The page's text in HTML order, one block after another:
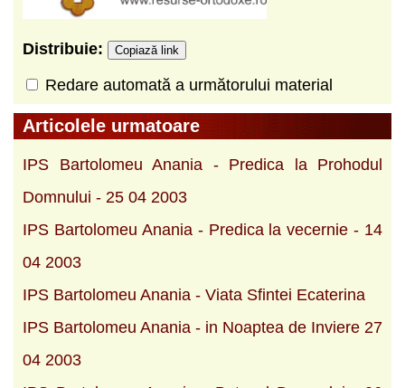
Distribuie: Copiază link
Redare automată a următorului material
Articolele urmatoare
IPS Bartolomeu Anania - Predica la Prohodul
Domnului - 25 04 2003
IPS Bartolomeu Anania - Predica la vecernie - 14
04 2003
IPS Bartolomeu Anania - Viata Sfintei Ecaterina
IPS Bartolomeu Anania - in Noaptea de Inviere 27
04 2003